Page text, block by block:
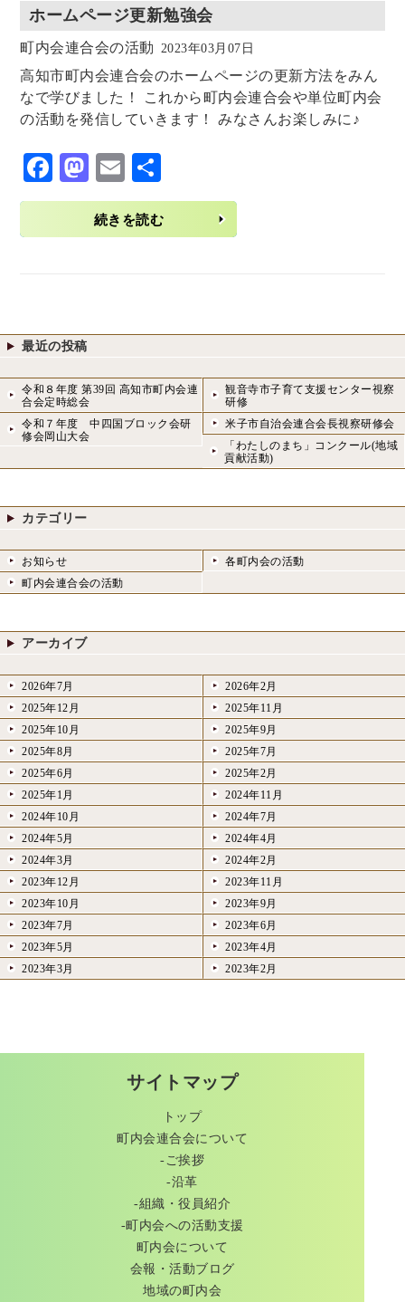
ホームページ更新勉強会
町内会連合会の活動 2023年03月07日
高知市町内会連合会のホームページの更新方法をみん
なで学びました！ これから町内会連合会や単位町内会
の活動を発信していきます！ みなさんお楽しみに♪
F
ac
M
as
to
E
m
ai
有
続きを読む
最近の投稿
令和８年度 第39回 高知市町内会連
合会定時総会
観音寺市子育て支援センター視察
研修
令和７年度 中四国ブロック会研
修会岡山大会
米子市自治会連合会長視察研修会
「わたしのまち」コンクール(地域
貢献活動)
カテゴリー
お知らせ
各町内会の活動
町内会連合会の活動
アーカイブ
2026年7月
2026年2月
2025年12月
2025年11月
2025年10月
2025年9月
2025年8月
2025年7月
2025年6月
2025年2月
2025年1月
2024年11月
2024年10月
2024年7月
2024年5月
2024年4月
2024年3月
2024年2月
2023年12月
2023年11月
2023年10月
2023年9月
2023年7月
2023年6月
2023年5月
2023年4月
2023年3月
2023年2月
サイトマップ
トップ
町内会連合会について
-ご挨拶
-沿革
-組織・役員紹介
-町内会への活動支援
町内会について
会報・活動ブログ
地域の町内会